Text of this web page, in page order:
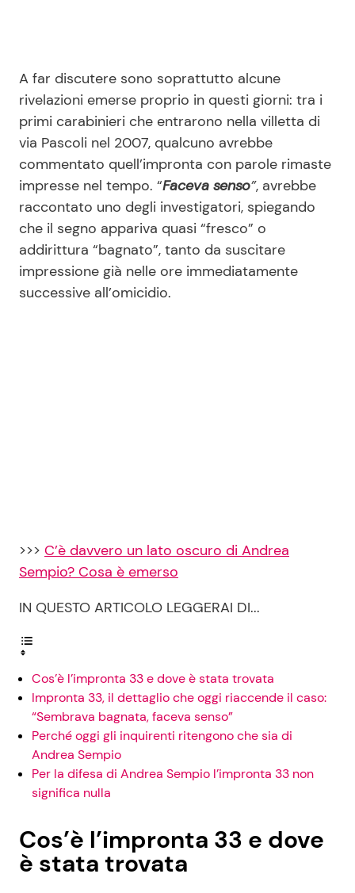
Contattaci
Pubblicità
Privacy Policy
A far discutere sono soprattutto alcune
rivelazioni emerse proprio in questi giorni: tra i
primi carabinieri che entrarono nella villetta di
via Pascoli nel 2007, qualcuno avrebbe
commentato quell’impronta con parole rimaste
impresse nel tempo. “Faceva senso”, avrebbe
raccontato uno degli investigatori, spiegando
che il segno appariva quasi “fresco” o
addirittura “bagnato”, tanto da suscitare
impressione già nelle ore immediatamente
successive all’omicidio.
>>> C’è davvero un lato oscuro di Andrea
Sempio? Cosa è emerso
IN QUESTO ARTICOLO LEGGERAI DI...
Cos’è l’impronta 33 e dove è stata trovata
Impronta 33, il dettaglio che oggi riaccende il caso:
“Sembrava bagnata, faceva senso”
Perché oggi gli inquirenti ritengono che sia di
Andrea Sempio
Per la difesa di Andrea Sempio l’impronta 33 non
significa nulla
Cos’è l’impronta 33 e dove
è stata trovata